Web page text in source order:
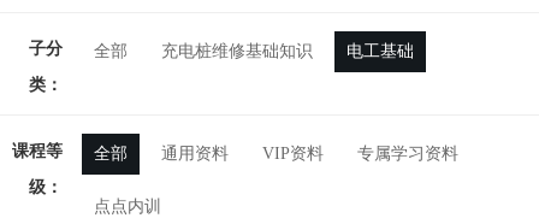
子分
类：
全部 充电桩维修基础知识 电工基础
课程等
级：
全部 通用资料 VIP资料 专属学习资料
点点内训